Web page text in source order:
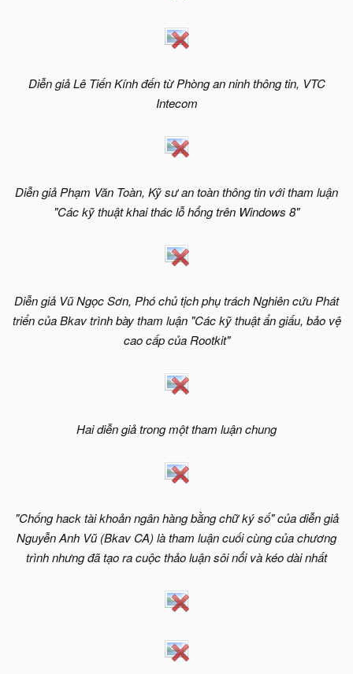
Diễn giả Lê Tiến Kính đến từ Phòng an ninh thông tin, VTC
Intecom
Diễn giả Phạm Văn Toàn, Kỹ sư an toàn thông tin với tham luận
"Các kỹ thuật khai thác lỗ hổng trên Windows 8"
Diễn giả Vũ Ngọc Sơn, Phó chủ tịch phụ trách Nghiên cứu Phát
triển của Bkav trình bày tham luận "Các kỹ thuật ẩn giấu, bảo vệ
cao cấp của Rootkit"
Hai diễn giả trong một tham luận chung
"Chống hack tài khoản ngân hàng bằng chữ ký số" của diễn giả
Nguyễn Anh Vũ (Bkav CA) là tham luận cuối cùng của chương
trình nhưng đã tạo ra cuộc thảo luận sôi nổi và kéo dài nhất